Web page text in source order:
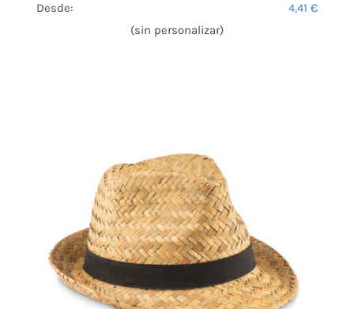
Desde: 4,41 €
(sin personalizar)